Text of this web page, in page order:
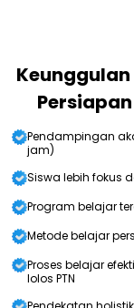
Persiapan
Pendampingan
jam)
Siswa lebih fokus
Program belajar
Metode belajar
Proses belajar
lolos PTN